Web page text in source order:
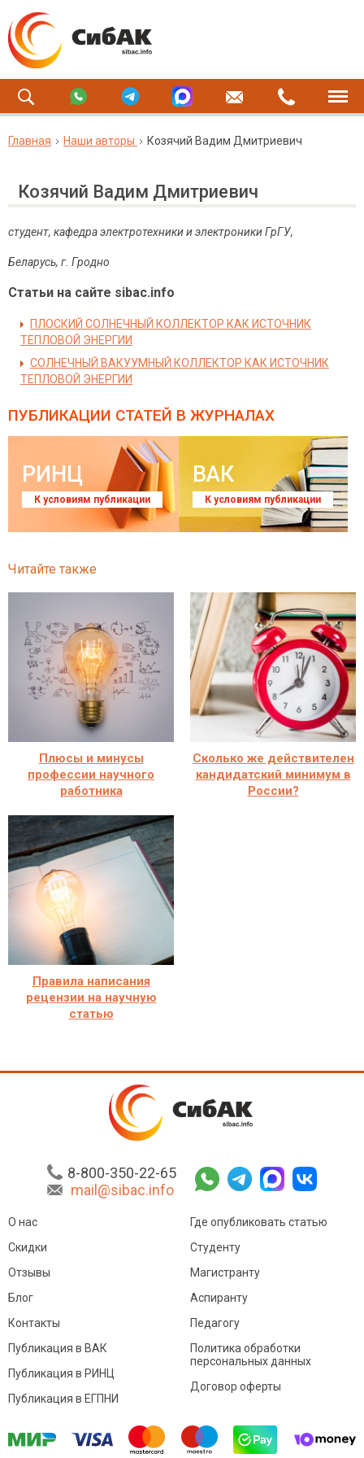
Главная Наши авторы Козячий Вадим Дмитриевич
Козячий Вадим Дмитриевич
студент, кафедра электротехники и электроники ГрГУ,
Беларусь, г. Гродно
Статьи на сайте sibac.info
ПЛОСКИЙ СОЛНЕЧНЫЙ КОЛЛЕКТОР КАК ИСТОЧНИК
ТЕПЛОВОЙ ЭНЕРГИИ
СОЛНЕЧНЫЙ ВАКУУМНЫЙ КОЛЛЕКТОР КАК ИСТОЧНИК
ТЕПЛОВОЙ ЭНЕРГИИ
ПУБЛИКАЦИИ СТАТЕЙ В ЖУРНАЛАХ
РИНЦ
К условиям публикации
ВАК
К условиям публикации
Читайте также
Плюсы и минусы
профессии научного
работника
Сколько же действителен
кандидатский минимум в
России?
Правила написания
рецензии на научную
статью
8-800-350-22-65
mail@sibac.info
О нас
Скидки
Отзывы
Блог
Контакты
Где опубликовать статью
Студенту
Магистранту
Аспиранту
Педагогу
Публикация в ВАК
Публикация в РИНЦ
Публикация в ЕГПНИ
Политика обработки
персональных данных
Договор оферты